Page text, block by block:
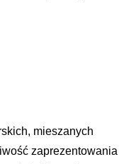
mieszanych
zaprezentowania